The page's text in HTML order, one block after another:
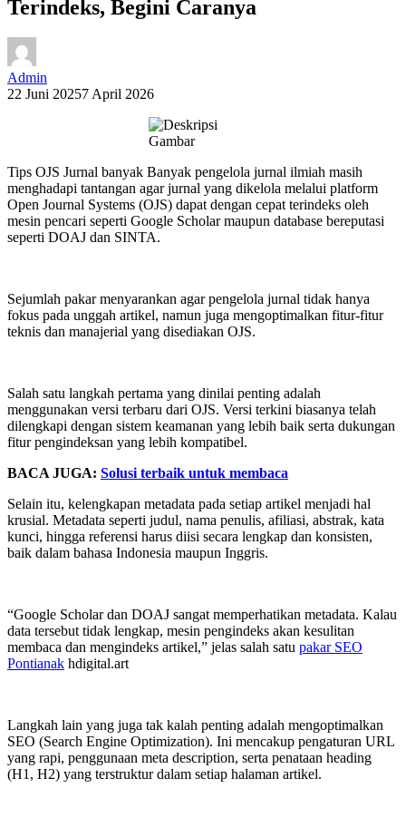
Terindeks, Begini Caranya
Admin
22 Juni 20257 April 2026
Tips OJS Jurnal banyak Banyak pengelola jurnal ilmiah masih
menghadapi tantangan agar jurnal yang dikelola melalui platform
Open Journal Systems (OJS) dapat dengan cepat terindeks oleh
mesin pencari seperti Google Scholar maupun database bereputasi
seperti DOAJ dan SINTA.
Sejumlah pakar menyarankan agar pengelola jurnal tidak hanya
fokus pada unggah artikel, namun juga mengoptimalkan fitur-fitur
teknis dan manajerial yang disediakan OJS.
Salah satu langkah pertama yang dinilai penting adalah
menggunakan versi terbaru dari OJS. Versi terkini biasanya telah
dilengkapi dengan sistem keamanan yang lebih baik serta dukungan
fitur pengindeksan yang lebih kompatibel.
BACA JUGA: Solusi terbaik untuk membaca
Selain itu, kelengkapan metadata pada setiap artikel menjadi hal
krusial. Metadata seperti judul, nama penulis, afiliasi, abstrak, kata
kunci, hingga referensi harus diisi secara lengkap dan konsisten,
baik dalam bahasa Indonesia maupun Inggris.
“Google Scholar dan DOAJ sangat memperhatikan metadata. Kalau
data tersebut tidak lengkap, mesin pengindeks akan kesulitan
membaca dan mengindeks artikel,” jelas salah satu pakar SEO
Pontianak hdigital.art
Langkah lain yang juga tak kalah penting adalah mengoptimalkan
SEO (Search Engine Optimization). Ini mencakup pengaturan URL
yang rapi, penggunaan meta description, serta penataan heading
(H1, H2) yang terstruktur dalam setiap halaman artikel.